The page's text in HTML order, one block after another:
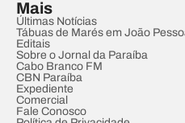
Mais
Últimas Notícias
Tábuas de Marés em João
Editais
Sobre o Jornal da Paraíba
Cabo Branco FM
CBN Paraíba
Expediente
Comercial
Fale Conosco